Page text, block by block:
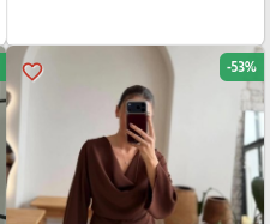
favorite_border -53%